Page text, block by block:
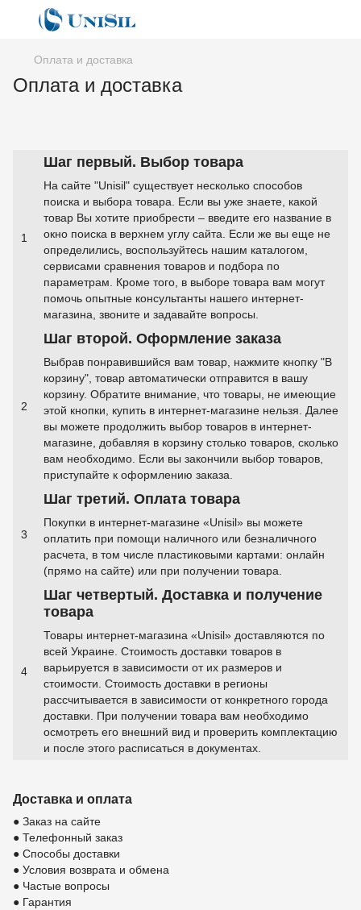
Оплата и доставка
Оплата и доставка
1
Шаг первый. Выбор товара
На сайте "Unisil" существует несколько способов
поиска и выбора товара. Если вы уже знаете, какой
товар Вы хотите приобрести – введите его название в
окно поиска в верхнем углу сайта. Если же вы еще не
определились, воспользуйтесь нашим каталогом,
сервисами сравнения товаров и подбора по
параметрам. Кроме того, в выборе товара вам могут
помочь опытные консультанты нашего интернет-
магазина, звоните и задавайте вопросы.
2
Шаг второй. Оформление заказа
Выбрав понравившийся вам товар, нажмите кнопку "В
корзину", товар автоматически отправится в вашу
корзину. Обратите внимание, что товары, не имеющие
этой кнопки, купить в интернет-магазине нельзя. Далее
вы можете продолжить выбор товаров в интернет-
магазине, добавляя в корзину столько товаров, сколько
вам необходимо. Если вы закончили выбор товаров,
приступайте к оформлению заказа.
3
Шаг третий. Оплата товара
Покупки в интернет-магазине «Unisil» вы можете
оплатить при помощи наличного или безналичного
расчета, в том числе пластиковыми картами: онлайн
(прямо на сайте) или при получении товара.
4
Шаг четвертый. Доставка и получение
товара
Товары интернет-магазина «Unisil» доставляются по
всей Украине. Стоимость доставки товаров в
варьируется в зависимости от их размеров и
стоимости. Стоимость доставки в регионы
рассчитывается в зависимости от конкретного города
доставки. При получении товара вам необходимо
осмотреть его внешний вид и проверить комплектацию
и после этого расписаться в документах.
Доставка и оплата
● Заказ на сайте
● Телефонный заказ
● Способы доставки
● Условия возврата и обмена
● Частые вопросы
● Гарантия